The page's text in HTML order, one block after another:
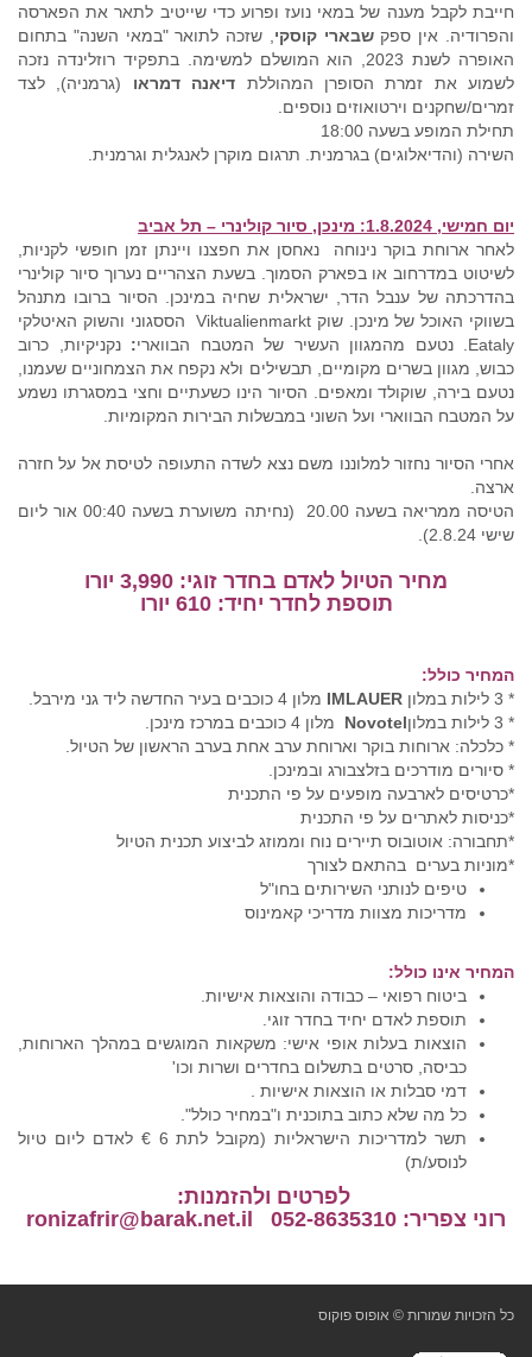
חייבת לקבל מענה של במאי נועז ופרוע כדי שייטיב לתאר את הפארסה
והפרודיה. אין ספקשבארי קוסקי , שזכה לתואר "במאי השנה" בתחום
האופרה לשנת 2023, הוא המושלם למשימה. בתפקיד רוזלינדה נזכה
לשמוע את זמרת הסופרן המהוללת דיאנה דמראו (גרמניה), לצד
זמרים/שחקנים וירטואוזים נוספים.
תחילת המופע בשעה 18:00
השירה (והדיאלוגים) בגרמנית. תרגום מוקרן לאנגלית וגרמנית.
יום חמישי, 1.8.2024: מינכן, סיור קולינרי – תל אביב
לאחר ארוחת בוקר נינוחה נאחסן את חפצנו ויינתן זמן חופשי לקניות,
לשיטוט במדרחוב או בפארק הסמוך. בשעת הצהריים נערוך סיור קולינרי
בהדרכתה של ענבל הדר, ישראלית שחיה במינכן. הסיור ברובו מתנהל
בשווקי האוכל של מינכן. שוק Viktualienmarkt הססגוני והשוק האיטלקי
Eataly. נטעם מהמגוון העשיר של המטבח הבווארי
: נקניקיות, כרוב
כבוש, מגוון בשרים מקומיים, תבשילים ולא נקפח את הצמחוניים שעמנו,
נטעם בירה, שוקולד ומאפים. הסיור הינו כשעתיים וחצי במסגרתו נשמע
על המטבח הבווארי ועל השוני במבשלות הבירות המקומיות.
אחרי הסיור נחזור למלוננו משם נצא לשדה התעופה לטיסת אל על חזרה
ארצה.
הטיסה ממריאה בשעה 20.00 (נחיתה משוערת בשעה 00:40 אור ליום
שישי 2.8.24).
מחיר הטיול לאדם בחדר זוגי: 3,990 יורו
תוספת לחדר יחיד: 610 יורו
המחיר כולל:
* 3 לילות במלון
IMLAUER מלון 4 כוכבים בעיר החדשה ליד גני מירבל.
* 3 לילות במלון
Novotel מלון 4 כוכבים במרכז מינכן.
* כלכלה: ארוחות בוקר וארוחת ערב אחת בערב הראשון של הטיול.
* סיורים מודרכים בזלצבורג ובמינכן.
*כרטיסים לארבעה מופעים על פי התכנית
*כניסות לאתרים על פי התכנית
*תחבורה: אוטובוס תיירים נוח וממוזג לביצוע תכנית הטיול
*מוניות בערים בהתאם לצורך
טיפים לנותני השירותים בחו"ל
מדריכות מצוות מדריכי קאמינוס
המחיר אינו כולל:
ביטוח רפואי – כבודה והוצאות אישיות.
תוספת לאדם יחיד בחדר זוגי.
הוצאות בעלות אופי אישי: משקאות המוגשים במהלך הארוחות,
כביסה, סרטים בתשלום בחדרים ושרות וכו'
דמי סבלות או הוצאות אישיות .
כל מה שלא כתוב בתוכנית ו"במחיר כולל".
תשר למדריכות הישראליות (מקובל לתת 6 € לאדם ליום טיול
לנוסע/ת)
לפרטים ולהזמנות:
רוני צפריר: 052-8635310 ronizafrir@barak.net.il
כל הזכויות שמורות © אופוס פוקוס